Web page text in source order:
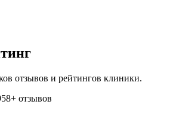
отзывов и рейтингов клиники.
+ отзывов